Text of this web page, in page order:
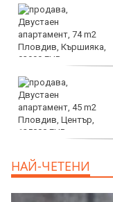
НАЙ-ЧЕТЕНИ